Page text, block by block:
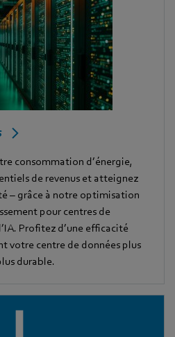
consommation d’énergie,
de revenus et atteignez
– grâce à notre optimisation
pour centres de
Profitez d’une efficacité
votre centre de données plus
durable.